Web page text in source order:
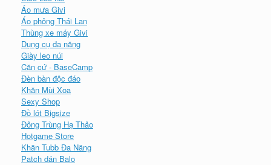
Áo mưa Givi
Áo phông Thái Lan
Thùng xe máy Givi
Dụng cụ đa năng
Giày leo núi
Căn cứ - BaseCamp
Đèn bàn độc đáo
Khăn Mùi Xoa
Sexy Shop
Đồ lót Bigsize
Đông Trùng Hạ Thảo
Hotgame Store
Khăn Tubb Đa Năng
Patch dán Balo